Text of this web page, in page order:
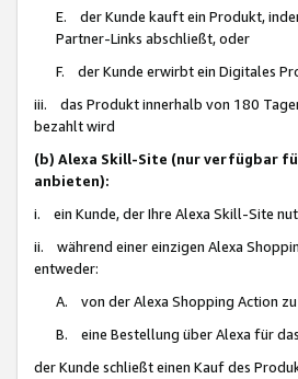
E. der Kunde kauft ein Produkt,
Partner-Links abschließt, oder
F. der Kunde erwirbt ein Digitales
iii. das Produkt innerhalb von 180
bezahlt wird
(b) Alexa Skill-Site (nur verfügbar
anbieten):
i. ein Kunde, der Ihre Alexa Skill-Site
ii. während einer einzigen Alexa
entweder:
A. von der Alexa Shopping Action
B. eine Bestellung über Alexa für
der Kunde schließt einen Kauf des